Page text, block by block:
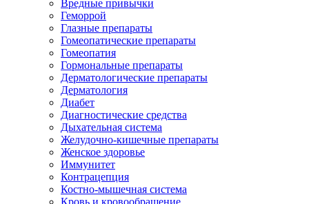
Вредные привычки
Геморрой
Глазные препараты
Гомеопатические препараты
Гомеопатия
Гормональные препараты
Дерматологические препараты
Дерматология
Диабет
Диагностические средства
Дыхательная система
Желудочно-кишечные препараты
Женское здоровье
Иммунитет
Контрацепция
Костно-мышечная система
Кровь и кровообращение